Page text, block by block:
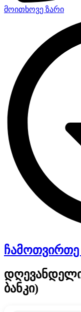
მოითხოვე ზარი
ჩამოთვირთე
ბანკი)